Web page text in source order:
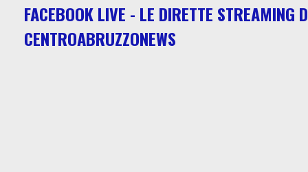
FACEBOOK LIVE - LE DIRETTE STREAMING
CENTROABRUZZONEWS